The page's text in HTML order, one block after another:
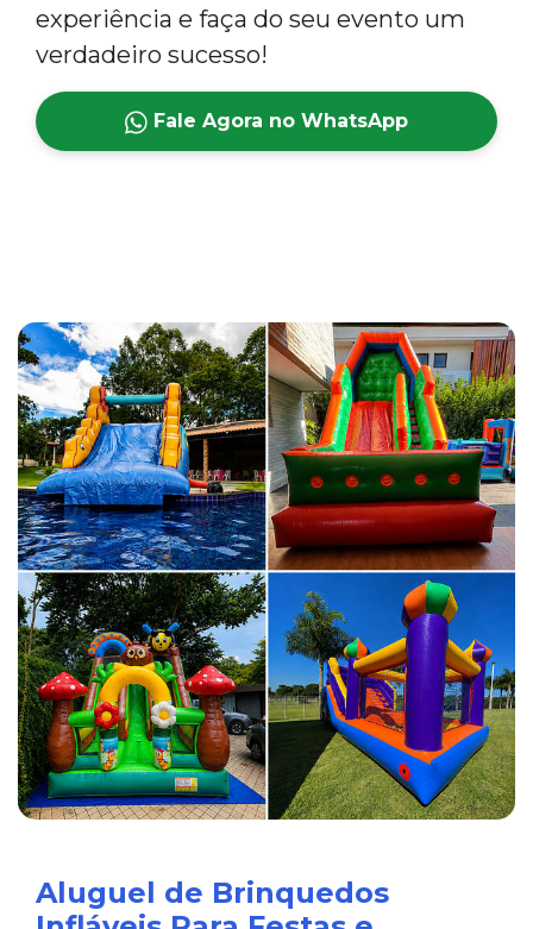
experiência e faça do seu evento um
verdadeiro sucesso!
Fale Agora no WhatsApp
Aluguel de Brinquedos